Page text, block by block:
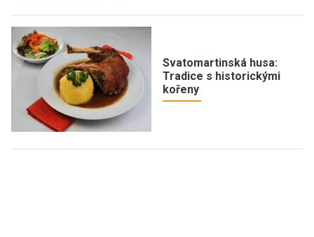
Svatomartinská husa:
Tradice s historickými
kořeny